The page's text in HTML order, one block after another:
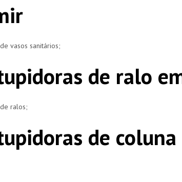
vasos sanitários;
de ralo
ralos;
de